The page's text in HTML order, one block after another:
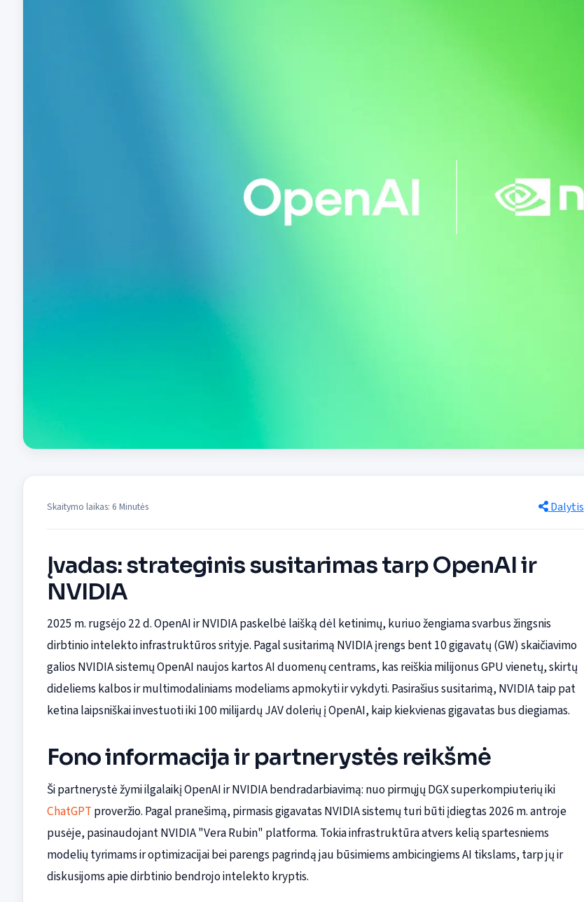
Skaitymo laikas: 6 Minutės Dalytis
Įvadas: strateginis susitarimas tarp OpenAI ir
NVIDIA
2025 m. rugsėjo 22 d. OpenAI ir NVIDIA paskelbė laišką dėl ketinimų, kuriuo žengiama svarbus žingsnis
dirbtinio intelekto infrastruktūros srityje. Pagal susitarimą NVIDIA įrengs bent 10 gigavatų (GW) skaičiavimo
galios NVIDIA sistemų OpenAI naujos kartos AI duomenų centrams, kas reiškia milijonus GPU vienetų, skirtų
dideliems kalbos ir multimodaliniams modeliams apmokyti ir vykdyti. Pasirašius susitarimą, NVIDIA taip pat
ketina laipsniškai investuoti iki 100 milijardų JAV dolerių į OpenAI, kaip kiekvienas gigavatas bus diegiamas.
Fono informacija ir partnerystės reikšmė
Ši partnerystė žymi ilgalaikį OpenAI ir NVIDIA bendradarbiavimą: nuo pirmųjų DGX superkompiuterių iki
ChatGPT proveržio. Pagal pranešimą, pirmasis gigavatas NVIDIA sistemų turi būti įdiegtas 2026 m. antroje
pusėje, pasinaudojant NVIDIA "Vera Rubin" platforma. Tokia infrastruktūra atvers kelią spartesniems
modelių tyrimams ir optimizacijai bei parengs pagrindą jau būsimiems ambicingiems AI tikslams, tarp jų ir
diskusijoms apie dirbtinio bendrojo intelekto kryptis.